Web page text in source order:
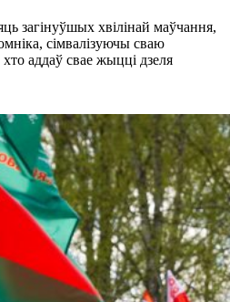
загінуўшых хвілінай маўчання,
сімвалізуючы сваю
аддаў свае жыцці дзеля